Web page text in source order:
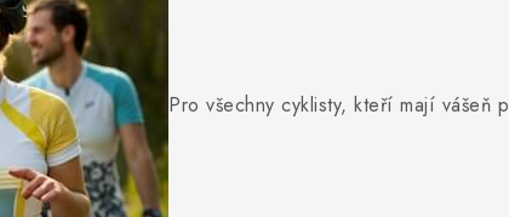
Pro všechny cyklisty, kteří mají vášeň